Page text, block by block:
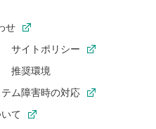
せ
サイトポリシー
推奨環境
ム障害時の対応
て